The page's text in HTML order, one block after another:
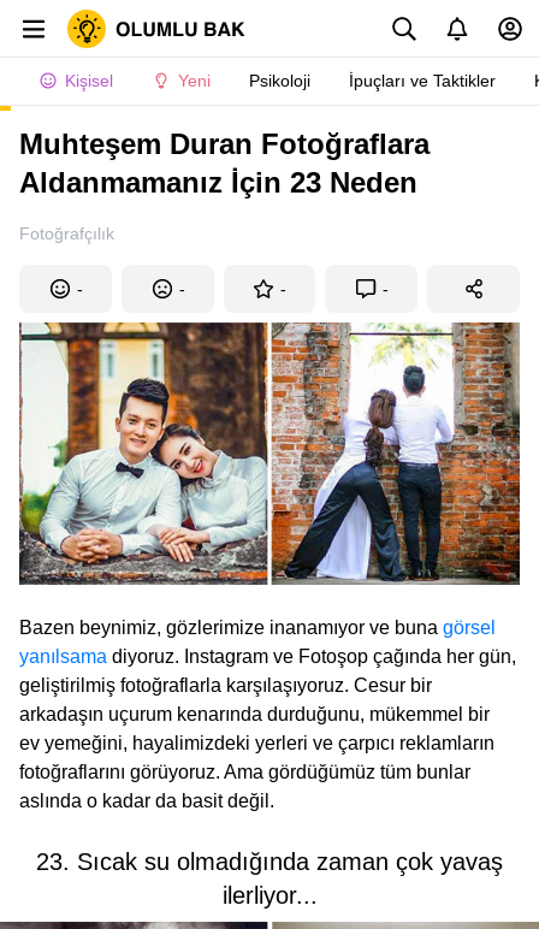
Kişisel Yeni Psikoloji İpuçları ve Taktikler
Muhteşem Duran Fotoğraflara
Aldanmamanız İçin 23 Neden
Fotoğrafçılık
- - - -
Bazen beynimiz, gözlerimize inanamıyor ve buna görsel
yanılsama diyoruz. Instagram ve Fotoşop çağında her gün,
geliştirilmiş fotoğraflarla karşılaşıyoruz. Cesur bir
arkadaşın uçurum kenarında durduğunu, mükemmel bir
ev yemeğini, hayalimizdeki yerleri ve çarpıcı reklamların
fotoğraflarını görüyoruz. Ama gördüğümüz tüm bunlar
aslında o kadar da basit değil.
23. Sıcak su olmadığında zaman çok yavaş
ilerliyor...